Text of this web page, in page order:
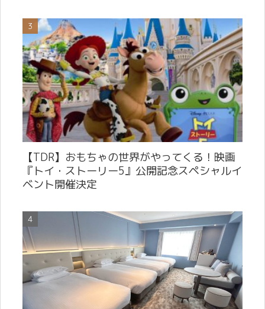
【TDR】おもちゃの世界がやってくる！映画
『トイ・ストーリー5』公開記念スペシャルイ
ベント開催決定